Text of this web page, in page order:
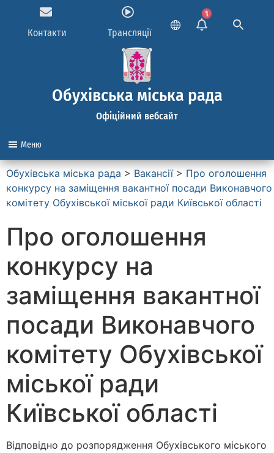
Контакти Трансляції
1
Обухівська міська рада
Офіційний вебсайт
Меню
Обухівська міська рада > Вакансії> Про оголошення
конкурсу на заміщення вакантної посади Виконавчого
комітету Обухівської міської ради Київської області
Про оголошення
конкурсу на
заміщення вакантної
посади Виконавчого
комітету Обухівської
міської ради
Київської області
Відповідно до розпорядження Обухівського міського